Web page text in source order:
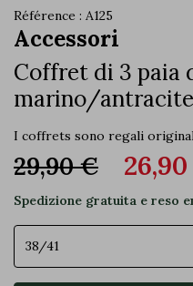
Référence : A125
Accessori
Coffret di 3 paia
marino/
I coffrets sono regali
29,90 €
Spedizione gratuita e reso
Taglia